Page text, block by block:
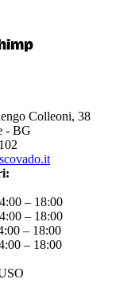
Colleoni, 38
- BG
– 18:00
– 18:00
– 18:00
– 18:00